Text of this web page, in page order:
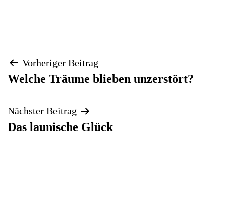
Beitragsnavigation
Vorheriger Beitrag
Welche Träume blieben unzerstört?
Nächster Beitrag
Das launische Glück